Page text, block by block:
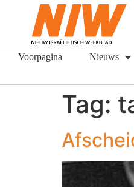
Voorpagina Nieuws
Tag: